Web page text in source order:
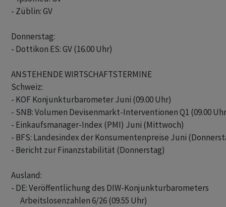
- Züblin: GV
Donnerstag:
- Dottikon ES: GV (16.00 Uhr)
ANSTEHENDE WIRTSCHAFTSTERMINE
Schweiz:
- KOF Konjunkturbarometer Juni (09.00 Uhr)
- SNB: Volumen Devisenmarkt-Interventionen Q1 (09.00
- Einkaufsmanager-Index (PMI) Juni (Mittwoch)
- BFS: Landesindex der Konsumentenpreise Juni
- Bericht zur Finanzstabilität (Donnerstag)
Ausland:
- DE: Veröffentlichung des DIW-Konjunkturbarometers
      Arbeitslosenzahlen 6/26 (09.55 Uhr)